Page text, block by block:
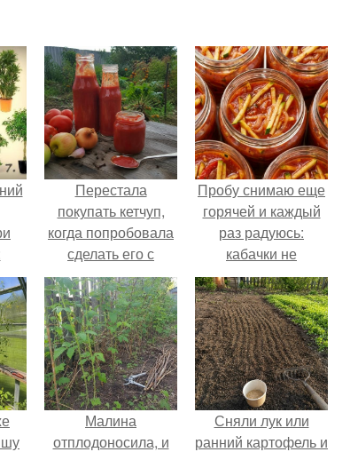
Перестала
покупать кетчуп,
когда попробовала
сделать его с
яблоками.
Пробу снимаю еще
горячей и каждый
раз радуюсь:
кабачки не
развариваются, а
соус получается
густым и
пикантным.
Малина
отплодоносила, и
Сняли лук или
ранний картофель и